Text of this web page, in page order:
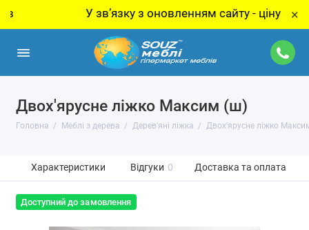
У звʼязку з оновленням сайту - ціну за товар
×
Двох'ярусне ліжко Максим (ш)
Головна Меблі з дерева Дерев'яні ліжка Двох'ярусне ліжко
Характеристики Відгуки 0 Доставка та оплата
Доступний до замовлення